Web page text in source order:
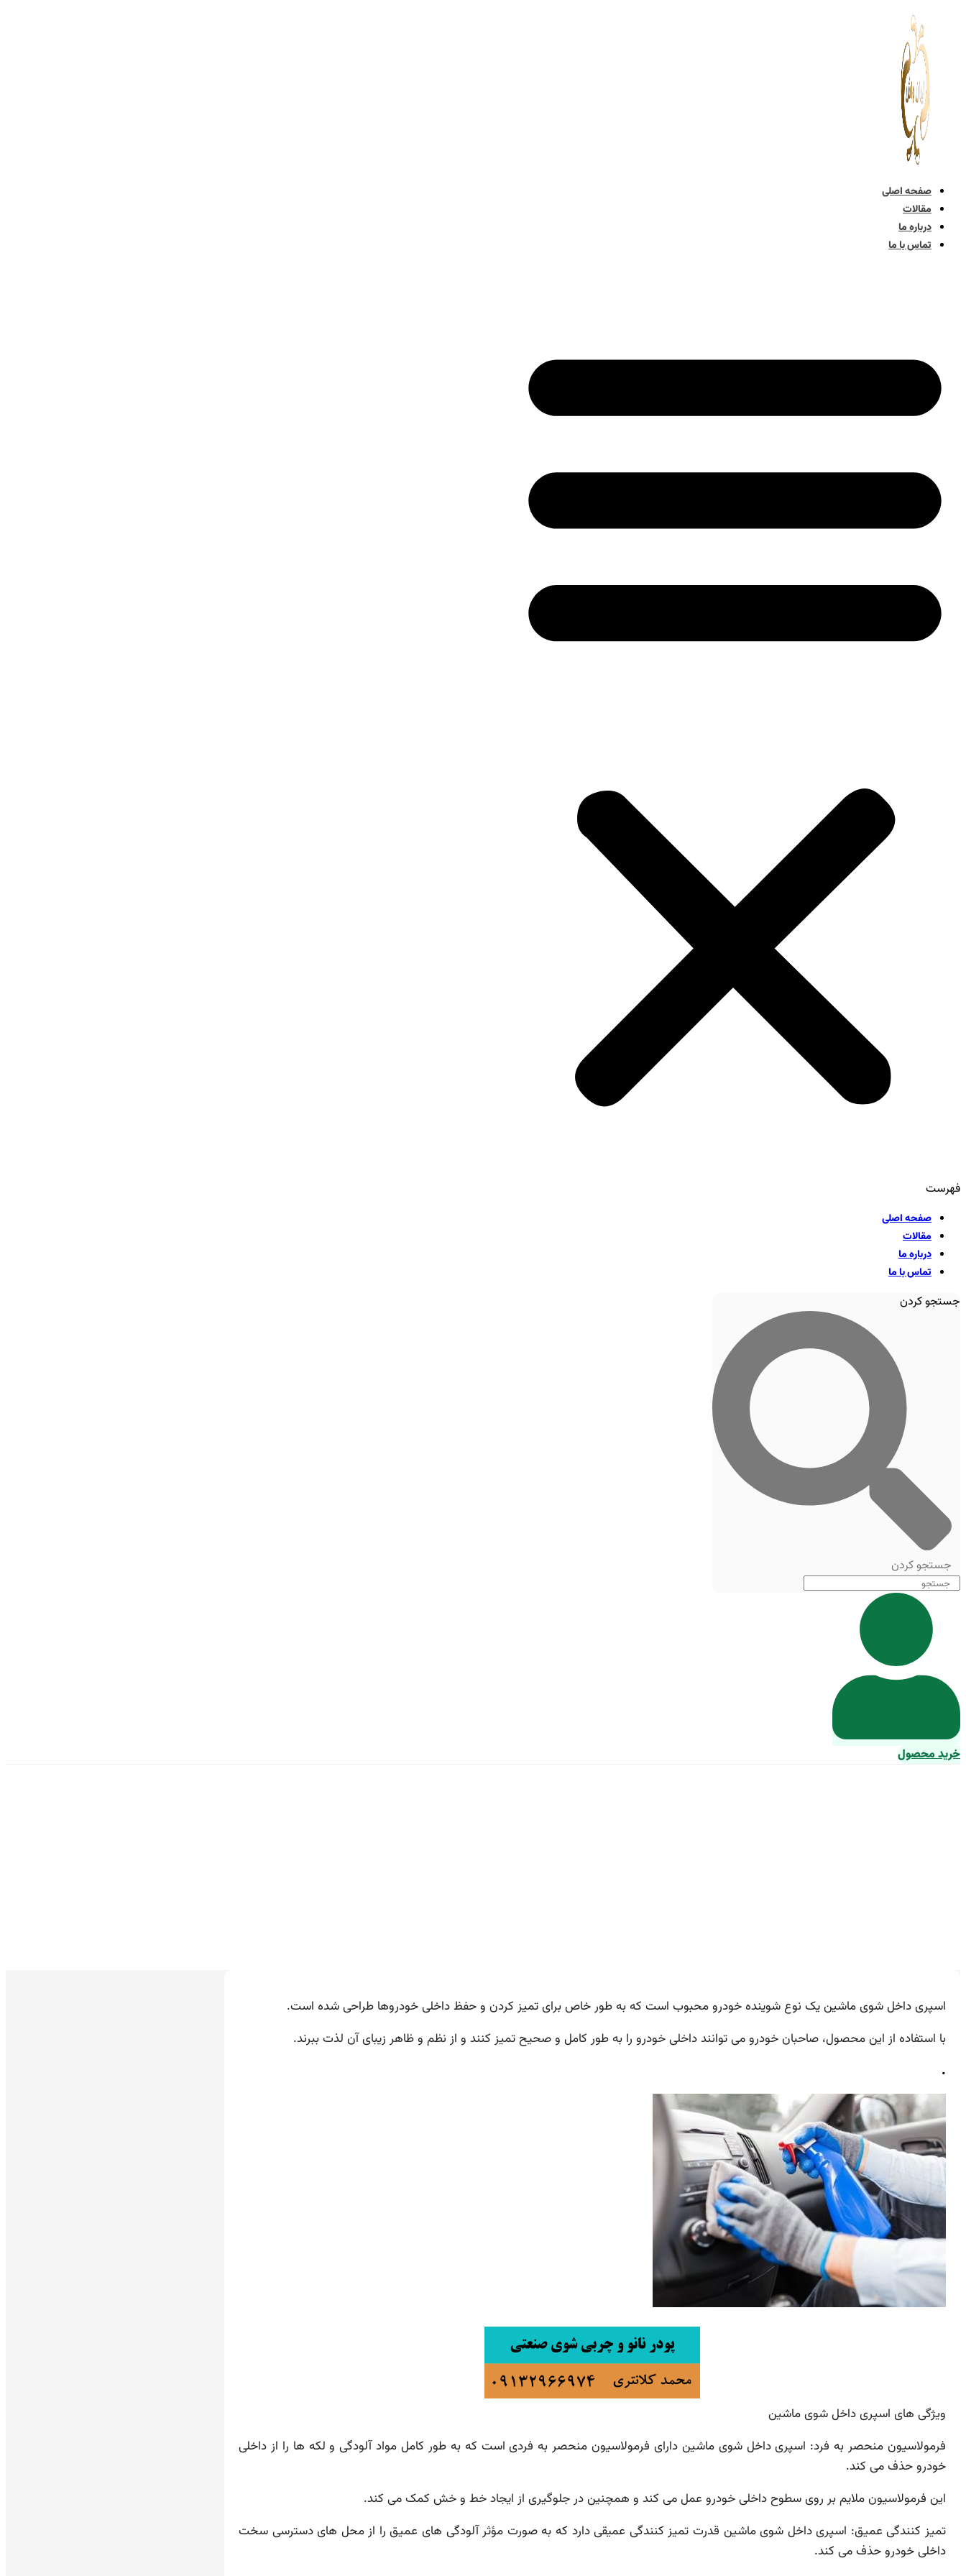
پرش
محتوا
صفحه اصلی
مقالات
درباره ما
تماس با ما
فهرست
صفحه اصلی
مقالات
درباره ما
تماس با ما
جستجو کردن
جستجو کردن
خرید محصول
اسپری داخل شوی ماشین یک نوع شوینده خودرو محبوب است که به طور خاص برای تمیز کردن و حفظ داخلی خودروها طراحی شده است.
با استفاده از این محصول، صاحبان خودرو می توانند داخلی خودرو را به طور کامل و صحیح تمیز کنند و از نظم و ظاهر زیبای آن لذت ببرند.
.
ویژگی های اسپری داخل شوی ماشین
فرمولاسیون منحصر به فرد: اسپری داخل شوی ماشین دارای فرمولاسیون منحصر به فردی است که به طور کامل مواد آلودگی و لکه ها را از داخلی
خودرو حذف می کند.
این فرمولاسیون ملایم بر روی سطوح داخلی خودرو عمل می کند و همچنین در جلوگیری از ایجاد خط و خش کمک می کند.
تمیز کنندگی عمیق: اسپری داخل شوی ماشین قدرت تمیز کنندگی عمیقی دارد که به صورت مؤثر آلودگی های عمیق را از محل های دسترسی سخت
داخلی خودرو حذف می کند.